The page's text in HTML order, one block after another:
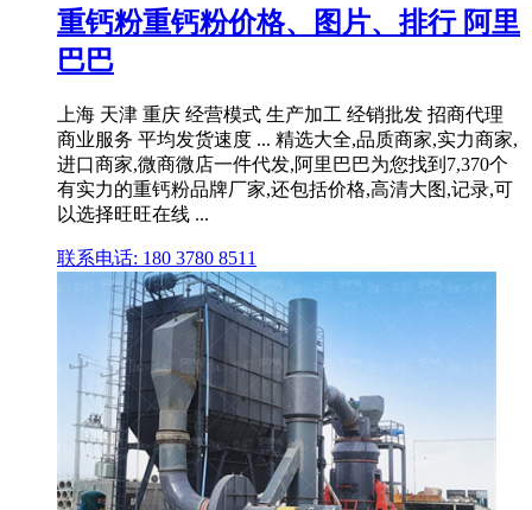
重钙粉重钙粉价格、图片、排行 阿里
巴巴
上海 天津 重庆 经营模式 生产加工 经销批发 招商代理
商业服务 平均发货速度 ... 精选大全,品质商家,实力商家,
进口商家,微商微店一件代发,阿里巴巴为您找到7,370个
有实力的重钙粉品牌厂家,还包括价格,高清大图,记录,可
以选择旺旺在线 ...
联系电话: 180 3780 8511